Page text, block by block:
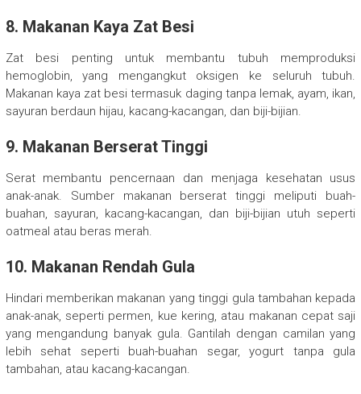
8. Makanan Kaya Zat Besi
Zat besi penting untuk membantu tubuh memproduksi
hemoglobin, yang mengangkut oksigen ke seluruh tubuh.
Makanan kaya zat besi termasuk daging tanpa lemak, ayam, ikan,
sayuran berdaun hijau, kacang-kacangan, dan biji-bijian.
9. Makanan Berserat Tinggi
Serat membantu pencernaan dan menjaga kesehatan usus
anak-anak. Sumber makanan berserat tinggi meliputi buah-
buahan, sayuran, kacang-kacangan, dan biji-bijian utuh seperti
oatmeal atau beras merah.
10. Makanan Rendah Gula
Hindari memberikan makanan yang tinggi gula tambahan kepada
anak-anak, seperti permen, kue kering, atau makanan cepat saji
yang mengandung banyak gula. Gantilah dengan camilan yang
lebih sehat seperti buah-buahan segar, yogurt tanpa gula
tambahan, atau kacang-kacangan.